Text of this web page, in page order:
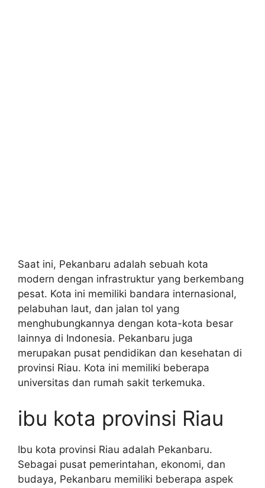
Saat ini, Pekanbaru adalah sebuah kota
modern dengan infrastruktur yang berkembang
pesat. Kota ini memiliki bandara internasional,
pelabuhan laut, dan jalan tol yang
menghubungkannya dengan kota-kota besar
lainnya di Indonesia. Pekanbaru juga
merupakan pusat pendidikan dan kesehatan di
provinsi Riau. Kota ini memiliki beberapa
universitas dan rumah sakit terkemuka.
ibu kota provinsi Riau
Ibu kota provinsi Riau adalah Pekanbaru.
Sebagai pusat pemerintahan, ekonomi, dan
budaya, Pekanbaru memiliki beberapa aspek